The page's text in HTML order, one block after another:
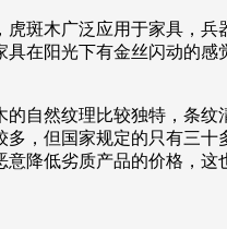
斑木广泛应用于家具，
在阳光下有金丝闪动的
自然纹理比较独特，条
，但国家规定的只有三
降低劣质产品的价格，这